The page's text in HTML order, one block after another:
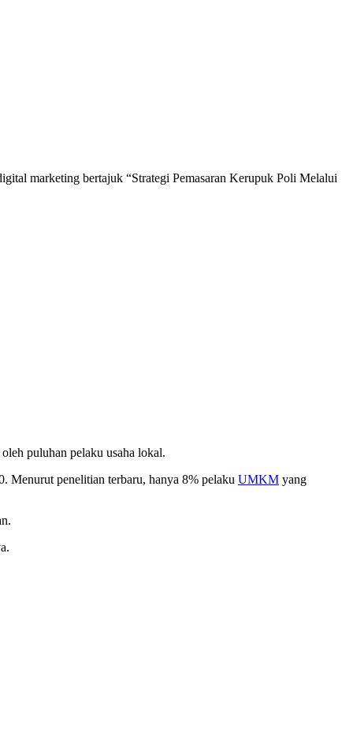
marketing bertajuk “Strategi Pemasaran Kerupuk Poli Melalui
puluhan pelaku usaha lokal.
Menurut penelitian terbaru, hanya 8% pelaku UMKM yang